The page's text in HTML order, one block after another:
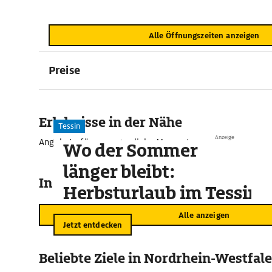
Alle Öffnungszeiten anzeigen
Preise
Erlebnisse in der Nähe
Angebote für unvergessliche Momente
In der Umgebung
Alle anzeigen
Anzeige
Tessin
Wo der Sommer
länger bleibt:
Herbsturlaub im Tessin
Jetzt entdecken
Beliebte Ziele in Nordrhein-